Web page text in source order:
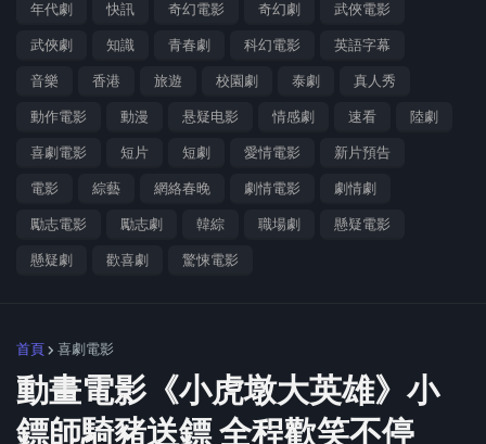
年代劇 快訊 奇幻電影 奇幻劇 武俠電影
武俠劇 知識 青春劇 科幻電影 英語字幕
音樂 香港 旅遊 校園劇 泰劇 真人秀
動作電影 動漫 悬疑电影 情感劇 速看 陸劇
喜劇電影 短片 短劇 愛情電影 新片預告
電影 綜藝 網絡春晚 劇情電影 劇情劇
勵志電影 勵志劇 韓綜 職場劇 懸疑電影
懸疑劇 歡喜劇 驚悚電影
首頁 喜劇電影
動畫電影《小虎墩大英雄》小
鏢師騎豬送鏢 全程歡笑不停